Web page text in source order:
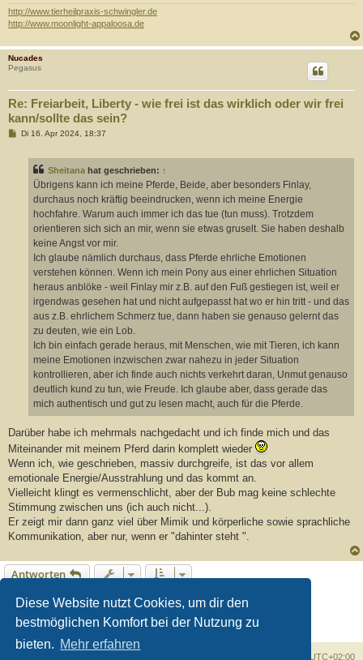
Diese Website nutzt Cookies, um dir den
bestmöglichen Komfort bei der Nutzung zu
bieten. Mehr erfahren
http://www.tierheilpraxis-schwingler.de
http://www.moonlight-appaloosa.de
Nucades
Pegasus
Re: Freiarbeit, Liberty - wie frei ist das wirklich oder wir frei
kann/sollte das sein?
BDi 16. Apr 2024, 18:37
Sheitana hat geschrieben: ↑
Übrigens kann ich meine Pferde, Beide, aber besonders Finlay,
durchaus noch kräftig beeindrucken, wenn ich meine Energie
hochfahre. Warum auch immer ich das tue (tun muss). Trotzdem
orientieren sich sich an mir, wenn sie etwas gruselt. Sie haben deshalb
keine Angst vor mir.
Ich glaube nämlich durchaus, dass Pferde ehrliche Emotionen
verstehen können. Wenn ich mein Pony aus einer ehrlichen Situation
heraus anblöke - weil Finlay mir z.B. auf den Fuß gestiegen ist, weil er
irgendwas gesehen hat und nicht aufgepasst hat wo er hin tritt - und das
aus z.B. ehrlichem Schmerz tue, dann haben sie genauso gelernt das
zu deuten, wie ein Lob.
Ich bin einfach gerade heraus, mit Menschen, wie mit Tieren, ich kann
meine Emotionen inzwischen zwar nahezu in jeder Situation
kontrollieren, aber ich finde auch nichts verkehrt daran, Unmut genauso
deutlich kund zu tun, wie Freude. Ich glaube aber, dass gerade das
mich authentisch und gut zu lesen macht, auch für die Pferde.
Darüber habe ich mehrmals nachgedacht und ich finde mich und das
Miteinander mit meinem Pferd darin komplett wieder
Wenn ich, wie geschrieben, massiv durchgreife, ist das vor allem
emotionale Energie/Ausstrahlung und das kommt an.
Vielleicht klingt es vermenschlicht, aber der Bub mag keine schlechte
Stimmung zwischen uns (ich auch nicht...).
Er zeigt mir dann ganz viel über Mimik und körperliche sowie sprachliche
Kommunikation, aber nur, wenn er "dahinter steht ".
Antworten
59 Beiträge Vorherige
1 2 3 4 5
UTC+02:00